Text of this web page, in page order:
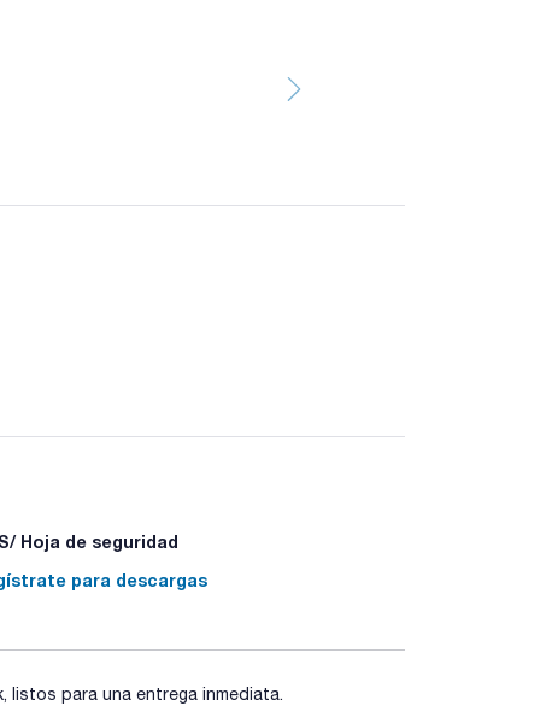
- P501a
Hoja de seguridad
para descargas
para una entrega inmediata.